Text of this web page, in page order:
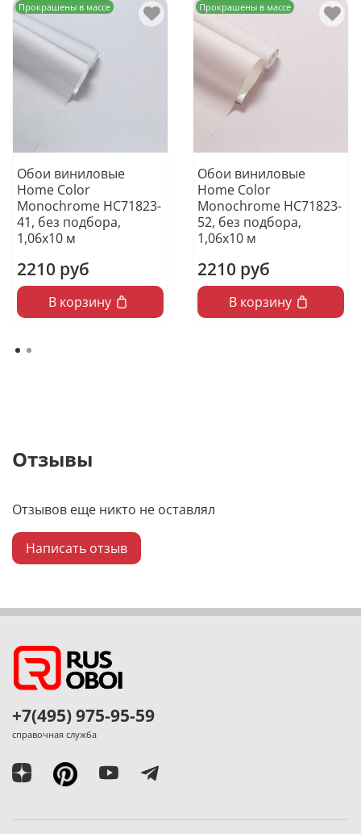
Прокрашены в массе
Обои виниловые
Home Color
Monochrome HC71823-
41, без подбора,
1,06х10 м
2210 руб
В корзину
Прокрашены в массе
Обои виниловые
Home Color
Monochrome HC71823-
52, без подбора,
1,06х10 м
2210 руб
В корзину
Отзывы
Отзывов еще никто не оставлял
Написать отзыв
+7(495) 975-95-59
справочная служба